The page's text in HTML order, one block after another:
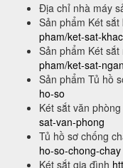
Địa chỉ nhà máy
Sản phẩm Két sắt
pham/ket-sat-
Sản phẩm Két sắt
pham/ket-sat-
Sản phẩm Tủ hồ
ho-so
Két sắt văn phòng
sat-van-phong
Tủ hồ sơ chống
ho-so-chong-chay
Két sắt gia đình